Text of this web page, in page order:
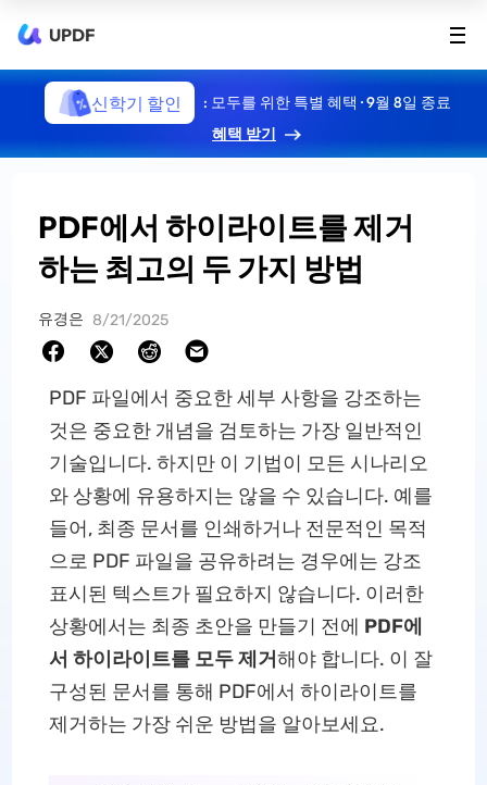
UPDF
신학기 할인
: 모두를 위한 특별 혜택 · 9월 8일 종료
혜택 받기
PDF에서 하이라이트를 제거
하는 최고의 두 가지 방법
유경은 8/21/2025
PDF 파일에서 중요한 세부 사항을 강조하는
것은 중요한 개념을 검토하는 가장 일반적인
기술입니다. 하지만 이 기법이 모든 시나리오
와 상황에 유용하지는 않을 수 있습니다. 예를
들어, 최종 문서를 인쇄하거나 전문적인 목적
으로 PDF 파일을 공유하려는 경우에는 강조
표시된 텍스트가 필요하지 않습니다. 이러한
상황에서는 최종 초안을 만들기 전에 PDF에
서 하이라이트를 모두 제거해야 합니다. 이 잘
구성된 문서를 통해 PDF에서 하이라이트를
제거하는 가장 쉬운 방법을 알아보세요.